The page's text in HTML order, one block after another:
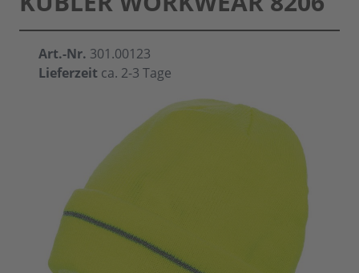
Art.-Nr. 301.00123
Lieferzeit ca. 2-3 Tage